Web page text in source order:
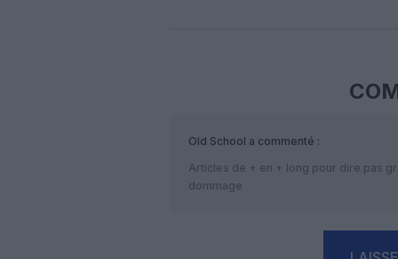
Old School a commenté :
Articles de + en + long pour dire pas
dommage